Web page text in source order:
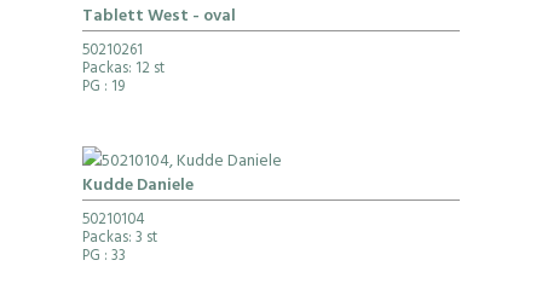
Tablett West - oval
50210261
Packas: 12 st
PG : 19
Kudde Daniele
50210104
Packas: 3 st
PG : 33